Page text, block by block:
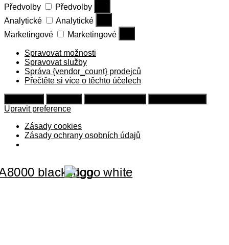
Předvolby
Předvolby
Analytické
Analytické
Marketingové
Marketingové
Spravovat možnosti
Spravovat služby
Správa {vendor_count} prodejců
Přečtěte si více o těchto účelech
Upravit preference
Zásady cookies
Zásady ochrany osobních údajů